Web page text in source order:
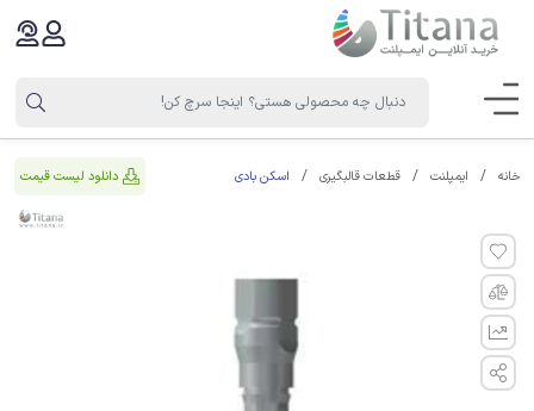
خانه ایمپلنت قطعات قالبگیری اسکن بادی دانلود لیست قیمت